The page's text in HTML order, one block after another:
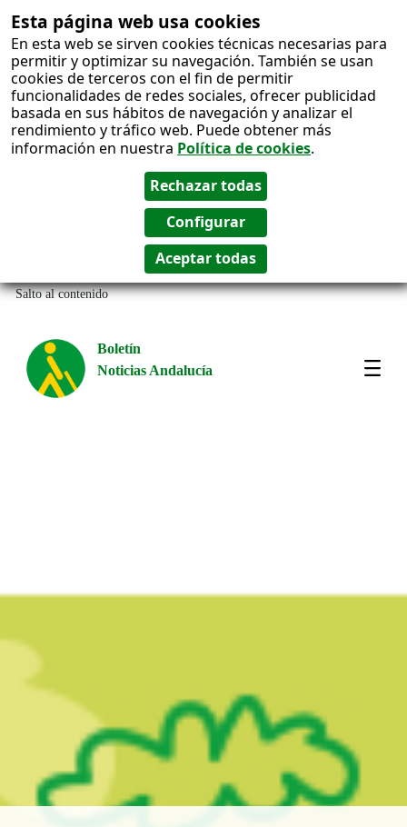
Esta página web usa cookies
En esta web se sirven cookies técnicas necesarias para
permitir y optimizar su navegación. También se usan
cookies de terceros con el fin de permitir
funcionalidades de redes sociales, ofrecer publicidad
basada en sus hábitos de navegación y analizar el
rendimiento y tráfico web. Puede obtener más
información en nuestra Política de cookies.
Salto al contenido
Boletín
Noticias Andalucía